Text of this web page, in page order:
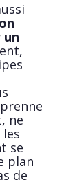
un
ne
se
plan
de